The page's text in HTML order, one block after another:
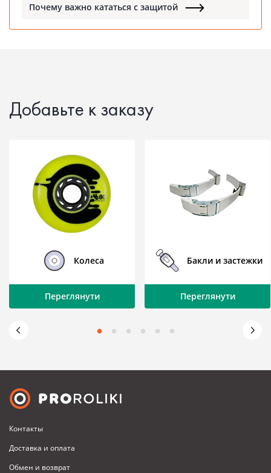
Почему важно кататься с защитой
Добавьте к заказу
Колеса
Переглянути
Бакли и застежки
Переглянути
Контакты
Доставка и оплата
Обмен и возврат